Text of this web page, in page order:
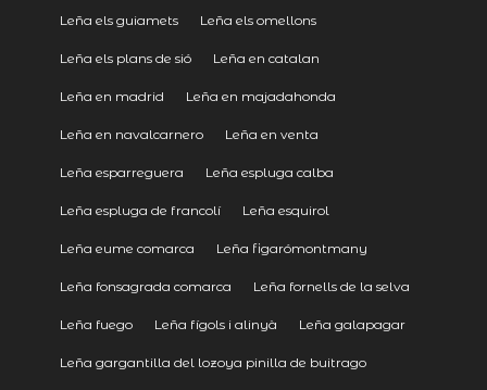
Leña els guiamets Leña els omellons
Leña els plans de sió Leña en catalan
Leña en madrid Leña en majadahonda
Leña en navalcarnero Leña en venta
Leña esparreguera Leña espluga calba
Leña espluga de francolí Leña esquirol
Leña eume comarca Leña figarómontmany
Leña fonsagrada comarca Leña fornells de la selva
Leña fuego Leña fígols i alinyà Leña galapagar
Leña gargantilla del lozoya pinilla de buitrago